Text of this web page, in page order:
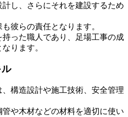
し、さらにそれを建設するため
彼らの責任となります。
った職人であり、足場工事の成
ります。
構造設計や施工技術、安全管理
や木材などの材料を適切に使い